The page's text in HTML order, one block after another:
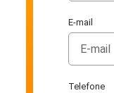
E-mail
Telefone